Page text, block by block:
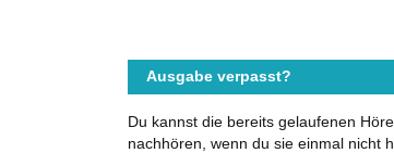
Ausgabe verpasst?
Du kannst die bereits gelaufenen
nachhören, wenn du sie einmal nicht